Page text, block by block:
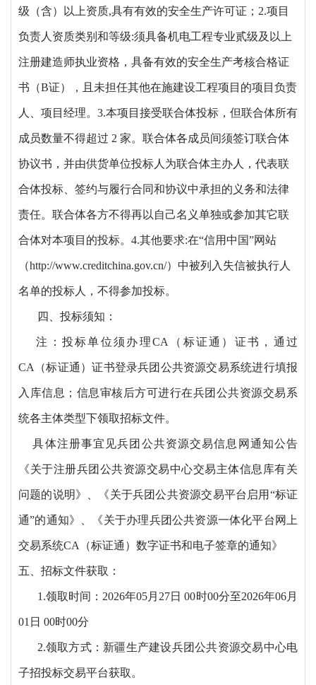
级（含）以上资质,具有有效的安全生产许可证； 2.项目
负责人资质类别和等级:须具备机电工程专业贰级及以上
注册建造师执业资格，具备有效的安全生产考核合格证
书（B证），且未担任其他在施建设工程项目的项目负责
人、项目经理。 3.本项目接受联合体投标，但联合体所有
成员数量不得超过 2 家。联合体各成员间须签订联合体
协议书，并由供货单位投标人为联合体主办人，代表联
合体投标、签约与履行合同和协议中承担的义务和法律
责任。联合体各方不得再以自己名义单独或参加其它联
合体对本项目的投标。4.其他要求:在“信用中国”网站
（http://www.creditchina.gov.cn/）中被列入失信被执行人
名单的投标人，不得参加投标。
四、投标须知：
注：投标单位须办理CA（标证通）证书，通过
CA（标证通）证书登录兵团公共资源交易系统进行填报
入库信息；信息审核后方可进行在兵团公共资源交易系
统各主体类型下领取招标文件。
具体注册事宜见兵团公共资源交易信息网通知公告
《关于注册兵团公共资源交易中心交易主体信息库有关
问题的说明》、《关于兵团公共资源交易平台启用 “标证
通”的通知》、《关于办理兵团公共资源一体化平台网上
交易系统CA（标证通）数字证书和电子签章的通知》
五、招标文件获取：
1.领取时间：2026年05月27日 00时00分至2026年06月
01日 00时00分
2.领取方式：新疆生产建设兵团公共资源交易中心电
子招投标交易平台获取。